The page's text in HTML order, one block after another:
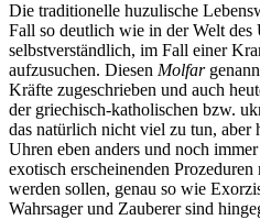
Die traditionelle huzulische
Fall so deutlich wie in der Welt
selbstverständlich, im Fall einer
aufzusuchen. Diesen Molfar
Kräfte zugeschrieben und auch
der griechisch-katholischen bzw.
das natürlich nicht viel zu tun, aber
Uhren eben anders und noch
exotisch erscheinenden
werden sollen, genau so wie
Wahrsager und Zauberer sind